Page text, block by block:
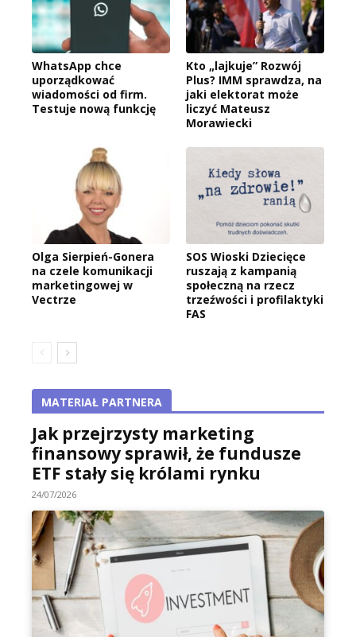
WhatsApp chce
uporządkować
wiadomości od firm.
Testuje nową funkcję
Kto „lajkuje” Rozwój
Plus? IMM sprawdza, na
jaki elektorat może
liczyć Mateusz
Morawiecki
Olga Sierpień-Gonera
na czele komunikacji
marketingowej w
Vectrze
SOS Wioski Dziecięce
ruszają z kampanią
społeczną na rzecz
trzeźwości i profilaktyki
FAS
MATERIAŁ PARTNERA
Jak przejrzysty marketing
finansowy sprawił, że fundusze
ETF stały się królami rynku
24/07/2026